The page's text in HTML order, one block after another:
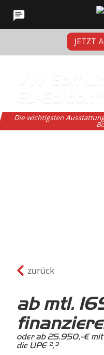
JETZT
Die wichtigsten
 zurück
ab mtl.
oder ab 25.950,-€
die UPE ²,³